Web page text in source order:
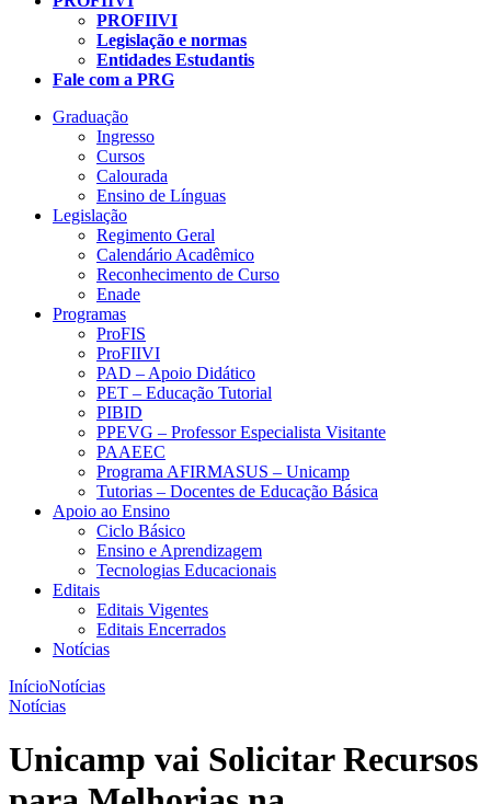
PROFIIVI
Legislação e normas
Entidades Estudantis
Fale com a PRG
Graduação
Ingresso
Cursos
Calourada
Ensino de Línguas
Legislação
Regimento Geral
Calendário Acadêmico
Reconhecimento de Curso
Enade
Programas
ProFIS
ProFIIVI
PAD – Apoio Didático
PET – Educação Tutorial
PIBID
PPEVG – Professor Especialista Visitante
PAAEEC
Programa AFIRMASUS – Unicamp
Tutorias – Docentes de Educação Básica
Apoio ao Ensino
Ciclo Básico
Ensino e Aprendizagem
Tecnologias Educacionais
Editais
Editais Vigentes
Editais Encerrados
Notícias
InícioNotícias
Notícias
Unicamp vai Solicitar Recursos